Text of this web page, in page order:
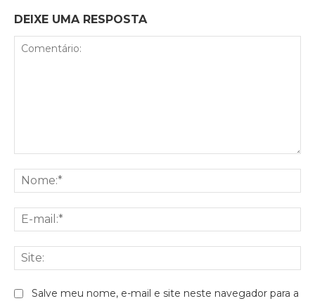
DEIXE UMA RESPOSTA
Salve meu nome, e-mail e site neste navegador para a